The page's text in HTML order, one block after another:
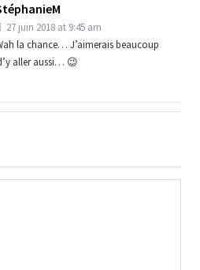
27 juin 2018 at 9:45 am
la chance… J’aimerais beaucoup
aller aussi… 😉